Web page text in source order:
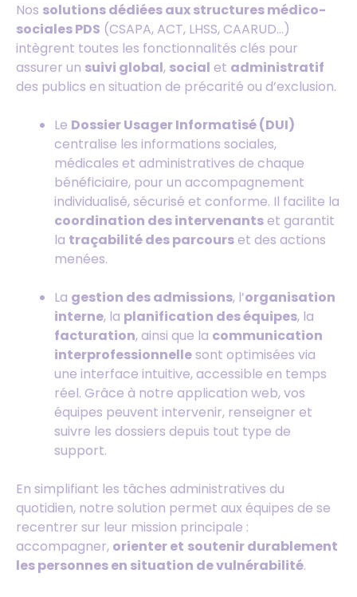
Nos solutions dédiées aux structures médico-
sociales PDS (CSAPA, ACT, LHSS, CAARUD…)
intègrent toutes les fonctionnalités clés pour
assurer un suivi global, social et administratif
des publics en situation de précarité ou d’exclusion.
Le Dossier Usager Informatisé (DUI)
centralise les informations sociales,
médicales et administratives de chaque
bénéficiaire, pour un accompagnement
individualisé, sécurisé et conforme. Il facilite la
coordination des intervenantset garantit
la traçabilité des parcourset des actions
menées.
La gestion des admissions, l’organisation
interne, la planification des équipes, la
facturation, ainsi que la communication
interprofessionnellesont optimisées via
une interface intuitive, accessible en temps
réel. Grâce à notre application web, vos
équipes peuvent intervenir, renseigner et
suivre les dossiers depuis tout type de
support.
En simplifiant les tâches administratives du
quotidien, notre solution permet aux équipes de se
recentrer sur leur mission principale :
accompagner, orienter et soutenir durablement
les personnes en situation de vulnérabilité.